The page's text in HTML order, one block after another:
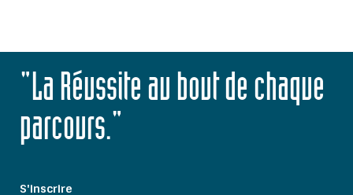
"La Réussite au bout de chaque
parcours."
S'inscrire